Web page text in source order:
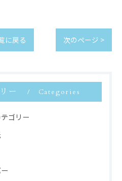
に戻る 次のページ >
ー Categories
ゴリー